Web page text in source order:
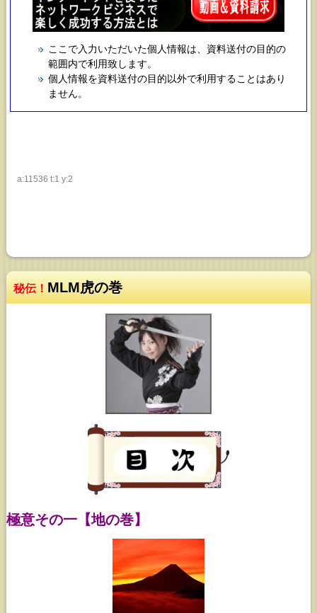
ここで入力いただいた個人情報は、資料送付の目的の
範囲内で利用致します。
個人情報を資料送付の目的以外で利用することはあり
ません。
a:11536 t:1 y:2
秘伝！ MLM虎の巻
極意その一【地の巻】